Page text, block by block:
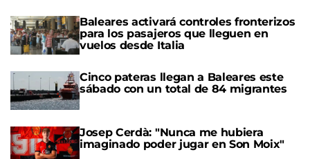
Baleares activará controles fronterizos
para los pasajeros que lleguen en
vuelos desde Italia
Cinco pateras llegan a Baleares este
sábado con un total de 84 migrantes
Josep Cerdà: "Nunca me hubiera
imaginado poder jugar en Son Moix"